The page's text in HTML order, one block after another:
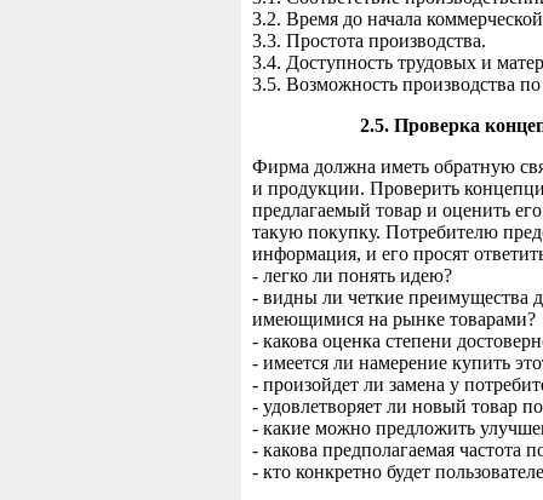
3.2. Время до начала
3.3. Простота производства.
3.4. Доступность трудовых и
3.5. Возможность производства
2.5. Проверка
Фирма должна иметь обратную
и продукции. Проверить
предлагаемый товар и оценить
такую покупку. Потребителю
информация, и его просят
- легко ли понять идею?
- видны ли четкие преимущества
имеющимися на рынке товарами?
- какова оценка степени
- имеется ли намерение купить
- произойдет ли замена у
- удовлетворяет ли новый товар
- какие можно предложить
- какова предполагаемая частота
- кто конкретно будет